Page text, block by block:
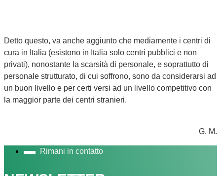
Detto questo, va anche aggiunto che mediamente i centri di
cura in Italia (esistono in Italia solo centri pubblici e non
privati), nonostante la scarsità di personale, e soprattutto di
personale strutturato, di cui soffrono, sono da considerarsi ad
un buon livello e per certi versi ad un livello competitivo con
la maggior parte dei centri stranieri.
G. M.
Rimani in contatto